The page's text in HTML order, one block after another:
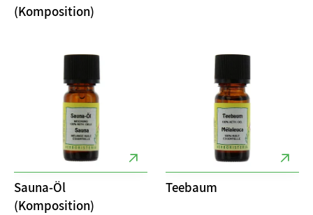
(Komposition)
Sauna-Öl
(Komposition)
Teebaum